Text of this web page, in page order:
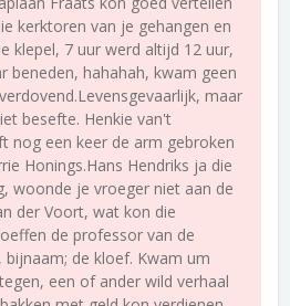
kerktoren van je gehangen en
klepel, 7 uur werd altijd 12 uur,
beneden, hahahah, kwam geen
maar
besefte. Henkie van't
nog een keer de arm gebroken
Honings.Hans Hendriks ja die
woonde je vroeger niet aan de
der Voort, wat kon die
de professor van de
de kloef. Kwam um
een of ander wild verhaal